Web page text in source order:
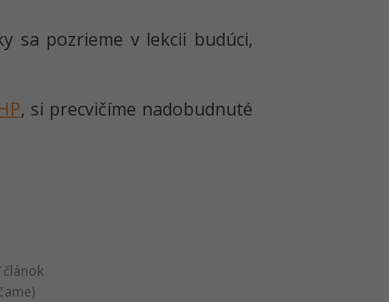
sa pozrieme v lekcii budúci,
, si precvičíme nadobudnuté
článok